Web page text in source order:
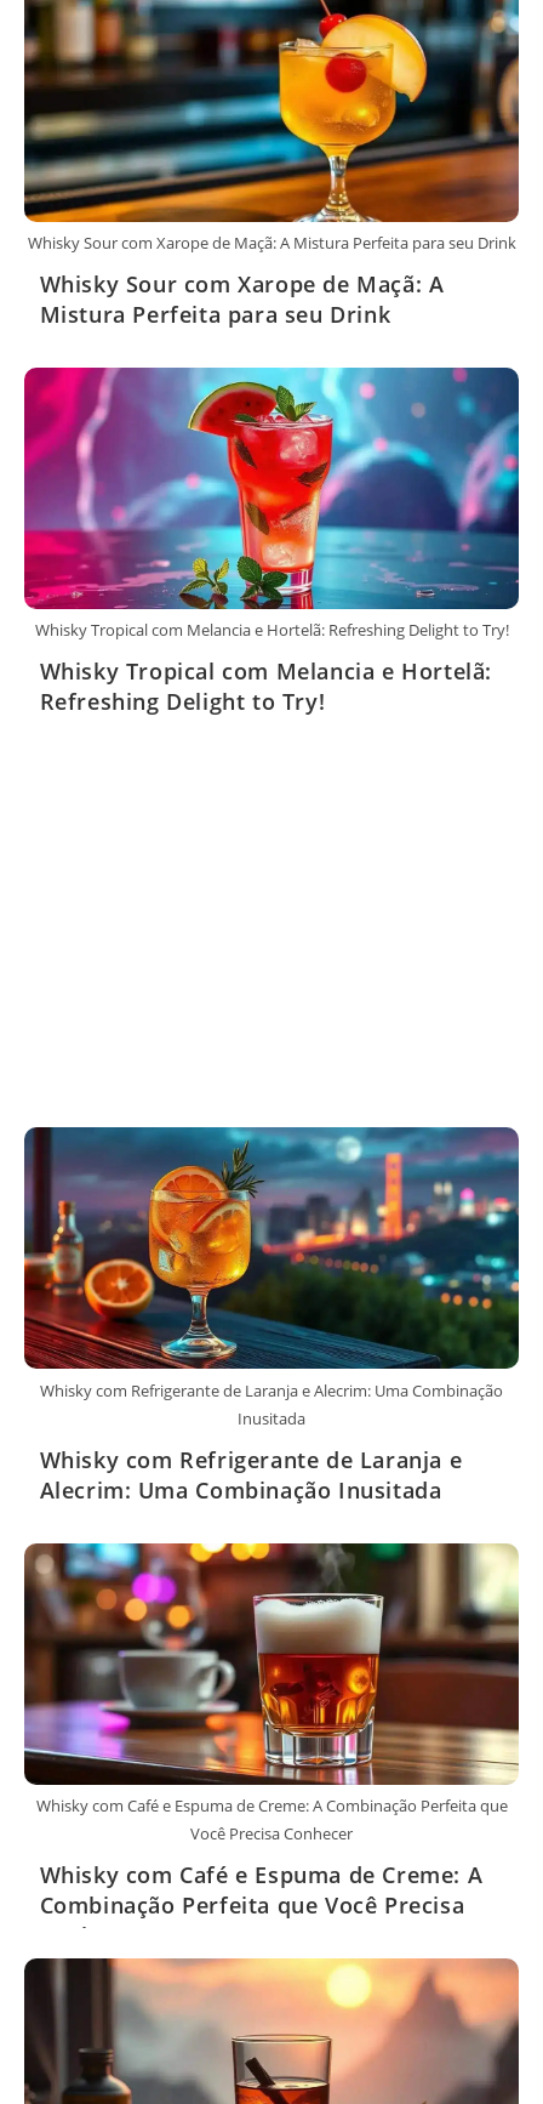
Whisky Sour com Xarope de Maçã: A Mistura Perfeita para seu Drink
Whisky Sour com Xarope de Maçã: A
Mistura Perfeita para seu Drink
Whisky Tropical com Melancia e Hortelã: Refreshing Delight to Try!
Whisky Tropical com Melancia e Hortelã:
Refreshing Delight to Try!
Whisky com Refrigerante de Laranja e Alecrim: Uma Combinação
Inusitada
Whisky com Refrigerante de Laranja e
Alecrim: Uma Combinação Inusitada
Whisky com Café e Espuma de Creme: A Combinação Perfeita que
Você Precisa Conhecer
Whisky com Café e Espuma de Creme: A
Combinação Perfeita que Você Precisa
Conhecer